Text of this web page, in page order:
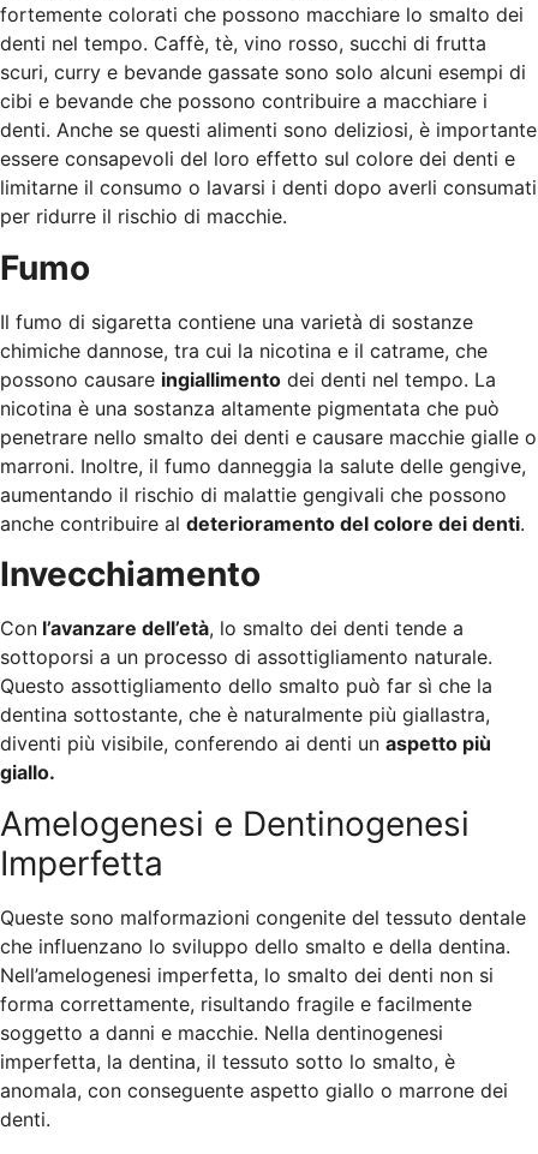
fortemente colorati che possono macchiare lo smalto dei
denti nel tempo. Caffè, tè, vino rosso, succhi di frutta
scuri, curry e bevande gassate sono solo alcuni esempi di
cibi e bevande che possono contribuire a macchiare i
denti. Anche se questi alimenti sono deliziosi, è importante
essere consapevoli del loro effetto sul colore dei denti e
limitarne il consumo o lavarsi i denti dopo averli consumati
per ridurre il rischio di macchie.
Fumo
Il fumo di sigaretta contiene una varietà di sostanze
chimiche dannose, tra cui la nicotina e il catrame, che
possono causare ingiallimento dei denti nel tempo. La
nicotina è una sostanza altamente pigmentata che può
penetrare nello smalto dei denti e causare macchie gialle o
marroni. Inoltre, il fumo danneggia la salute delle gengive,
aumentando il rischio di malattie gengivali che possono
anche contribuire al deterioramento del colore dei denti.
Invecchiamento
Con l’avanzare dell’età, lo smalto dei denti tende a
sottoporsi a un processo di assottigliamento naturale.
Questo assottigliamento dello smalto può far sì che la
dentina sottostante, che è naturalmente più giallastra,
diventi più visibile, conferendo ai denti un aspetto più
giallo.
Amelogenesi e Dentinogenesi
Imperfetta
Queste sono malformazioni congenite del tessuto dentale
che influenzano lo sviluppo dello smalto e della dentina.
Nell’amelogenesi imperfetta, lo smalto dei denti non si
forma correttamente, risultando fragile e facilmente
soggetto a danni e macchie. Nella dentinogenesi
imperfetta, la dentina, il tessuto sotto lo smalto, è
anomala, con conseguente aspetto giallo o marrone dei
denti.